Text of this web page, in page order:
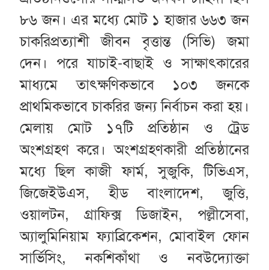
৮৬ জন। এর মধ্যে মোট ১ হাজার ৬৬৩ জন
চাকরিপ্রত্যাশী জীবন বৃত্তান্ত (সিভি) জমা
দেন। পরে যাচাই-বাছাই ও সাক্ষাৎকারের
মাধ্যমে তাৎক্ষণিকভাবে ১০৩ জনকে
প্রাথমিকভাবে চাকরির জন্য নির্বাচন করা হয়।
মেলায় মোট ১৭টি প্রতিষ্ঠান ও ট্রেড
অংশগ্রহণ করে। অংশগ্রহণকারী প্রতিষ্ঠানের
মধ্যে ছিল কাজী ফার্ম, সুজুকি, টিভিএস,
জিজেইউএস, হীড বাংলাদেশ, জুত্তি,
ওয়ালটন, গ্রাফিক্স ডিজাইন, পল্লীসেবা,
অ্যালুমিনিয়াম ফ্যাব্রিকেশন, মোবাইল ফোন
সার্ভিসিং, নকশিকাঁথা ও নবউদ্যোক্তা